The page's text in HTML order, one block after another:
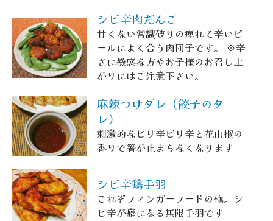
シビ辛肉だんご
甘くない常識破りの痺れて辛いビ
ールによく合う肉団子です。 ※辛
さに敏感な方やお子様のお召し上
がりにはご注意下さい。
麻辣つけダレ（餃子のタ
レ）
刺激的なピリ辛ビリ辛と花山椒の
香りで箸が止まらなくなります
シビ辛鶏手羽
これぞフィンガーフードの極。シ
ビ辛が癖になる無限手羽です